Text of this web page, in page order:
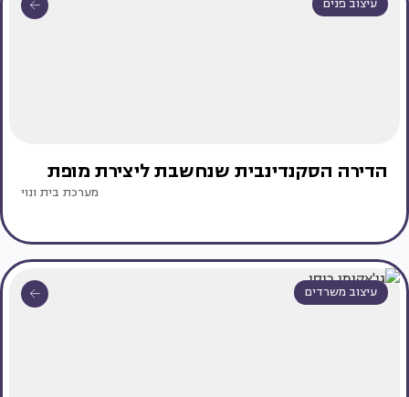
עיצוב פנים
הדירה הסקנדינבית שנחשבת ליצירת מופת
מערכת בית ונוי
עיצוב משרדים